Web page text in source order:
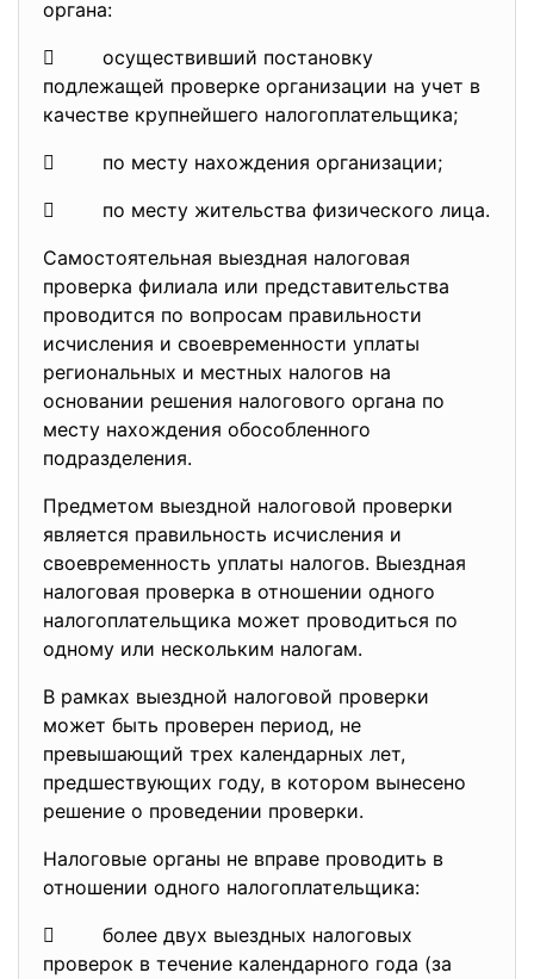
органа:
 осуществивший постановку
подлежащей проверке организации на учет в
качестве крупнейшего налогоплательщика;
 по месту нахождения организации;
 по месту жительства физического лица.
Самостоятельная выездная налоговая
проверка филиала или представительства
проводится по вопросам правильности
исчисления и своевременности уплаты
региональных и местных налогов на
основании решения налогового органа по
месту нахождения обособленного
подразделения.
Предметом выездной налоговой проверки
является правильность исчисления и
своевременность уплаты налогов. Выездная
налоговая проверка в отношении одного
налогоплательщика может проводиться по
одному или нескольким налогам.
В рамках выездной налоговой проверки
может быть проверен период, не
превышающий трех календарных лет,
предшествующих году, в котором вынесено
решение о проведении проверки.
Налоговые органы не вправе проводить в
отношении одного налогоплательщика:
 более двух выездных налоговых
проверок в течение календарного года (за